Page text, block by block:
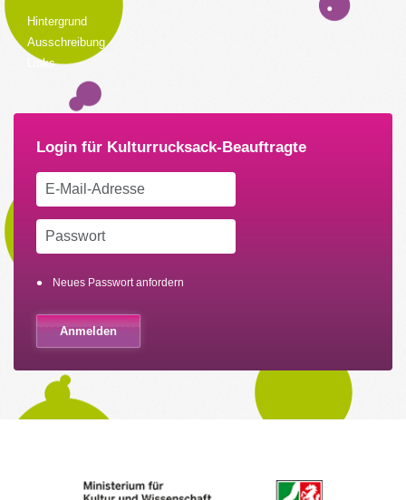
Hintergrund
Ausschreibung
Links
Neues Passwort anfordern